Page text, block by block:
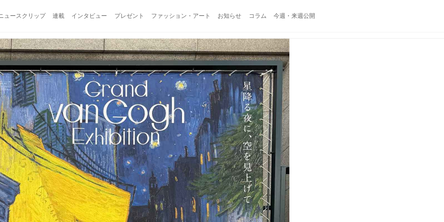
ュースクリップ 連載 インタビュー プレゼント ファッション・アート お知らせ コラム 今週・来週公開